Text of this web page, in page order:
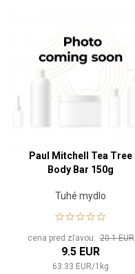
Paul Mitchell Tea Tree
Body Bar 150g
Tuhé mydlo
cena pred zľavou:20.1 EUR
9.5 EUR
63.33 EUR/1 kg